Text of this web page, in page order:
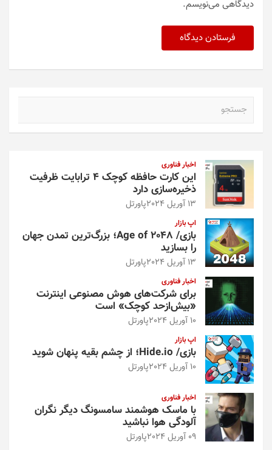
دیدگاهی می‌نویسم.
اخبار فناوری
این کارت حافظه کوچک ۴ ترابایت ظرفیت
ذخیره‌سازی دارد
13 آوریل 2024 پاورتل
اپ بازار
بازی/ Age of 2048؛ بزرگ‌ترین تمدن جهان
را بسازید
13 آوریل 2024 پاورتل
اخبار فناوری
برای شرکت‌های هوش مصنوعی اینترنت
«بیش‌از‌حد کوچک» است
10 آوریل 2024 پاورتل
اپ بازار
بازی/ Hide.io؛ از چشم بقیه پنهان شوید
10 آوریل 2024 پاورتل
اخبار فناوری
با ماسک هوشمند سامسونگ دیگر نگران
آلودگی هوا نباشید
09 آوریل 2024 پاورتل